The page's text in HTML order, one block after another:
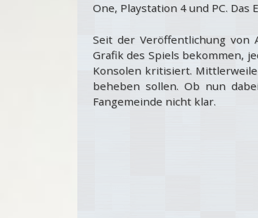
One, Playstation 4 und PC.
Seit der Veröffentlichung von
Grafik des Spiels bekommen,
Konsolen kritisiert.
beheben sollen. Ob nun
Fangemeinde nicht klar.